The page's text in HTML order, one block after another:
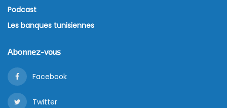
Podcast
Les banques tunisiennes
Abonnez-vous
Facebook
Twitter